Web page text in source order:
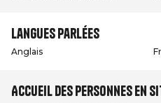
Langues parlées
Anglais
Accueil des personnes en